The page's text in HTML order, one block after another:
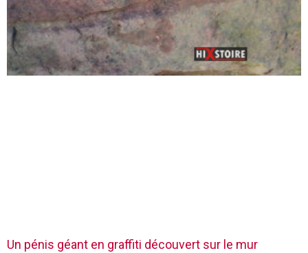
Un pénis géant en graffiti découvert sur le mur